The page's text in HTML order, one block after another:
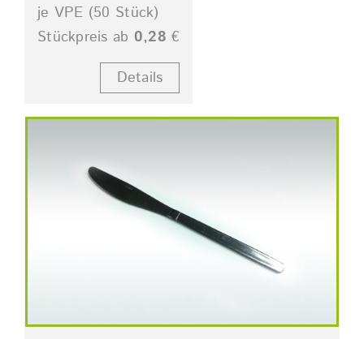
je VPE (50 Stück)
Stückpreis ab 0,28 €
Details